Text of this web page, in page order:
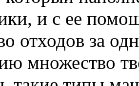
и с ее
отходов за
множество